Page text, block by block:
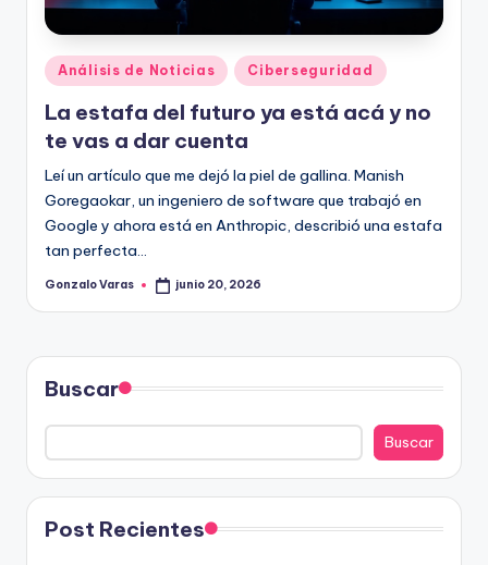
Publicado
en
Análisis de Noticias Ciberseguridad
La estafa del futuro ya está acá y no
te vas a dar cuenta
Leí un artículo que me dejó la piel de gallina. Manish
Goregaokar, un ingeniero de software que trabajó en
Google y ahora está en Anthropic, describió una estafa
tan perfecta…
Publicado
Gonzalo Varas junio 20, 2026
Buscar
Buscar
Post Recientes